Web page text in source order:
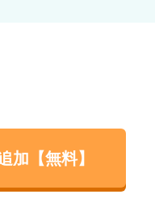
加【無料】